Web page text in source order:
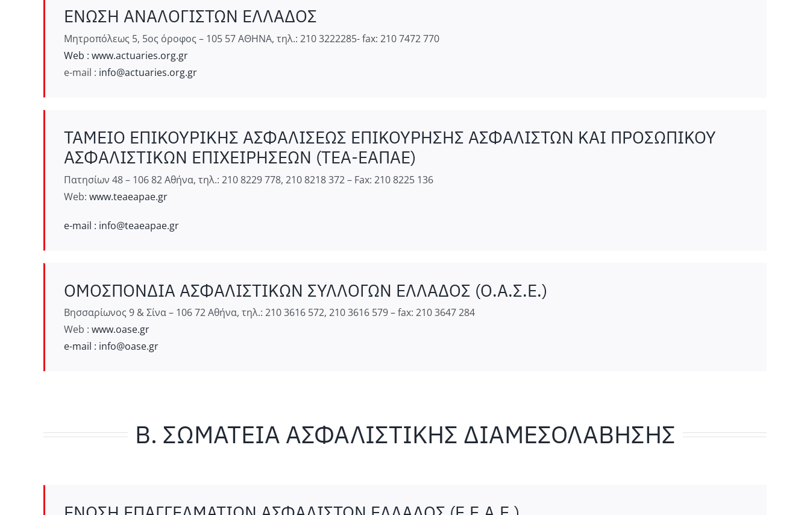
EΝΩΣΗ ΑΝΑΛΟΓΙΣΤΩΝ ΕΛΛΑΔΟΣ
Μητροπόλεως 5, 5ος όροφος – 105 57 ΑΘΗΝΑ, τηλ.: 210 3222285- fax: 210 7472 770
Web : www.actuaries.org.gr
e-mail : info@actuaries.org.gr
ΤΑΜΕΙΟ ΕΠΙΚΟΥΡΙΚΗΣ ΑΣΦΑΛΙΣΕΩΣ ΕΠΙΚΟΥΡΗΣΗΣ ΑΣΦΑΛΙΣΤΩΝ KAI ΠΡΟΣΩΠΙΚΟΥ
ΑΣΦΑΛΙΣΤΙΚΩΝ ΕΠΙΧΕΙΡΗΣΕΩΝ (ΤΕΑ-ΕΑΠΑΕ)
Πατησίων 48 – 106 82 Αθήνα, τηλ.: 210 8229 778, 210 8218 372 – Fax: 210 8225 136
Web: www.teaeapae.gr
e-mail : info@teaeapae.gr
ΟΜΟΣΠΟΝΔΙΑ ΑΣΦΑΛΙΣΤΙΚΩΝ ΣΥΛΛΟΓΩΝ ΕΛΛΑΔΟΣ (Ο.Α.Σ.Ε.)
Βησσαρίωνος 9 & Σίνα – 106 72 Αθήνα, τηλ.: 210 3616 572, 210 3616 579 – fax: 210 3647 284
Web : www.oase.gr
e-mail : info@oase.gr
Β. ΣΩΜΑΤΕΙΑ ΑΣΦΑΛΙΣΤΙΚΗΣ ΔΙΑΜΕΣΟΛΑΒΗΣΗΣ